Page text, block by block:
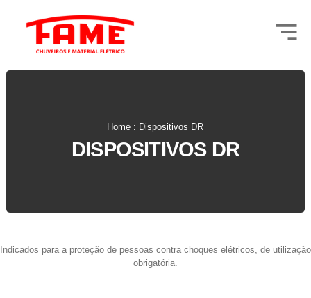
Home : Dispositivos DR
DISPOSITIVOS DR
Indicados para a proteção de pessoas contra choques elétricos, de utilização
obrigatória.